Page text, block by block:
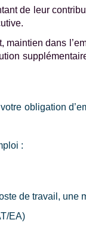
de leur
maintien dans
obligation
:
de travail, une
EA)